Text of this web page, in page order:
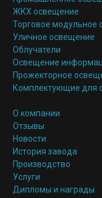
ЖКХ освещение
Торговое модульное
Уличное освещение
Облучатели
Освещение
Прожекторное
Комплектующие для
О компании
Отзывы
Новости
История завода
Производство
Услуги
Дипломы и награды